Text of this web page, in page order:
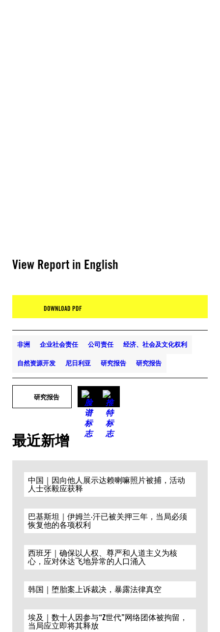
View Report in English
DOWNLOAD PDF
非洲 企业社会责任 公司责任 经济、社会及文化权利
自然资源开发 尼日利亚 研究报告 研究报告
研究报告
最近新增
中国｜因向他人展示达赖喇嘛照片被捕，活动
人士张毅应获释
巴基斯坦｜伊姆兰·汗已被关押三年，当局必须
恢复他的各项权利
西班牙｜确保以人权、尊严和人道主义为核
心，应对休达飞地异常的人口涌入
韩国｜堕胎案上诉裁决，暴露法律真空
埃及｜数十人因参与“Z世代”网络团体被拘留，
当局应立即将其释放